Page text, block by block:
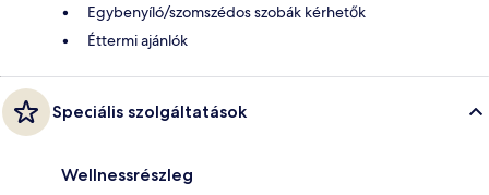
Egybenyíló/szomszédos szobák kérhetők
Éttermi ajánlók
Speciális szolgáltatások
Wellnessrészleg